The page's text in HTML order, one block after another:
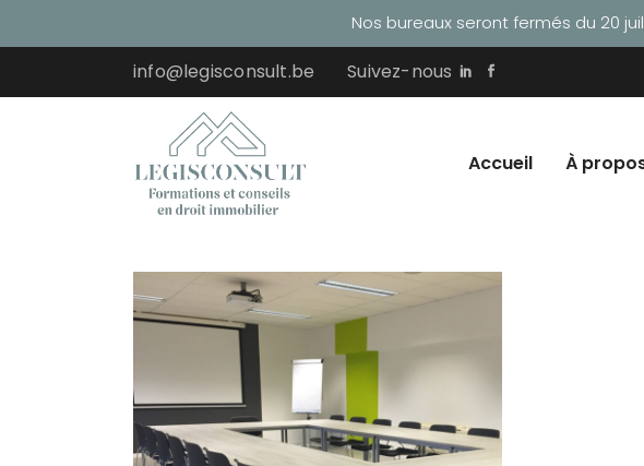
Nos bureaux seront fermés du 20
info@legisconsult.be Suivez-nous
Accueil À